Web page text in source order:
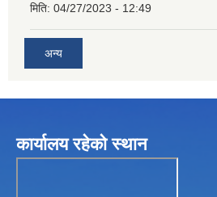
मिति: 04/27/2023 - 12:49
अन्य
कार्यालय रहेकाे स्थान